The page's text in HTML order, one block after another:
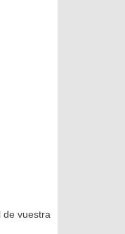
de vuestra